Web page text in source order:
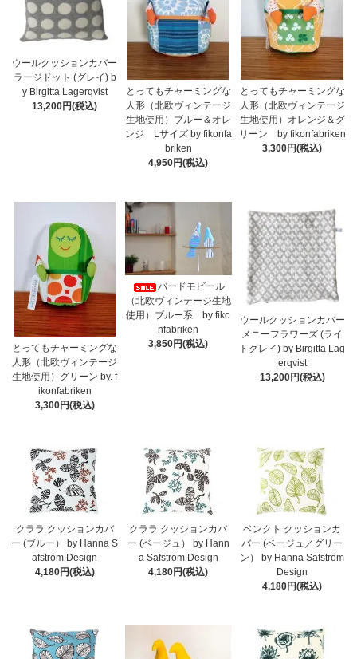
ウールクッションカバー
ラージドット (グレイ) b
y Birgitta Lagerqvist
13,200円(税込)
とってもチャーミングな
人形（北欧ヴィンテージ
生地使用）ブルー＆オレ
ンジ Lサイズ by fikonfa
briken
4,950円(税込)
とってもチャーミングな
人形（北欧ヴィンテージ
生地使用）オレンジ＆グ
リーン by fikonfabriken
3,300円(税込)
とってもチャーミングな
人形（北欧ヴィンテージ
生地使用）グリーン by. f
ikonfabriken
3,300円(税込)
バードモビール
（北欧ヴィンテージ生地
使用）ブルー系 by fiko
nfabriken
3,850円(税込)
ウールクッションカバー
メニーフラワーズ (ライ
トグレイ) by Birgitta Lag
erqvist
13,200円(税込)
クララ クッションカバ
ー (ブルー） by Hanna S
äfström Design
4,180円(税込)
クララ クッションカバ
ー (ベージュ） by Hann
a Säfström Design
4,180円(税込)
ベンクト クッションカ
バー (ベージュ／グリー
ン） by Hanna Säfström
Design
4,180円(税込)